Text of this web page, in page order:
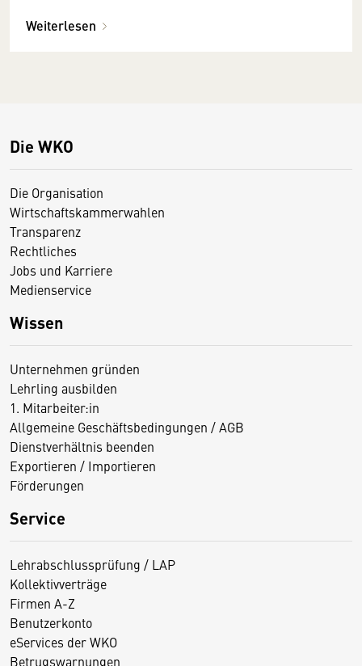
Weiterlesen
Die WKO
Die Organisation
Wirtschaftskammerwahlen
Transparenz
Rechtliches
Jobs und Karriere
Medienservice
Wissen
Unternehmen gründen
Lehrling ausbilden
1. Mitarbeiter:in
Allgemeine Geschäftsbedingungen / AGB
Dienstverhältnis beenden
Exportieren / Importieren
Förderungen
Service
Lehrabschlussprüfung / LAP
Kollektivverträge
Firmen A-Z
Benutzerkonto
eServices der WKO
Betrugswarnungen